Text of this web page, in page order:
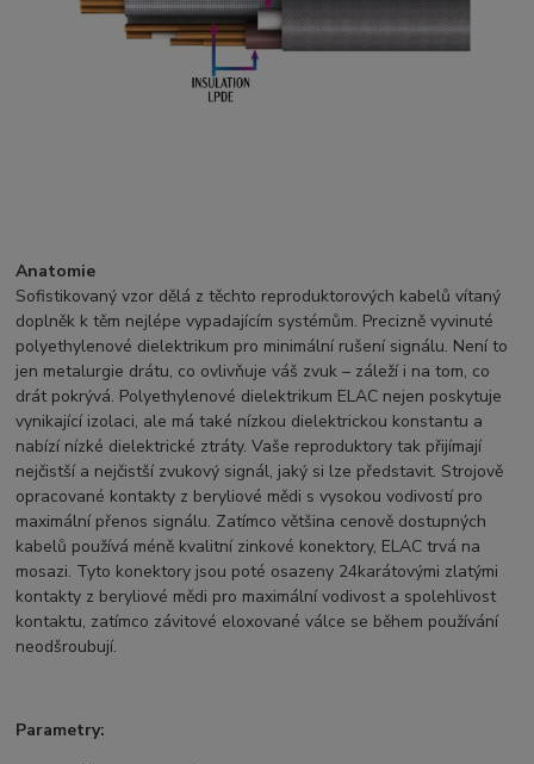
Anatomie
Sofistikovaný vzor dělá z těchto reproduktorových kabelů vítaný
doplněk k těm nejlépe vypadajícím systémům. Precizně vyvinuté
polyethylenové dielektrikum pro minimální rušení signálu. Není to
jen metalurgie drátu, co ovlivňuje váš zvuk – záleží i na tom, co
drát pokrývá. Polyethylenové dielektrikum ELAC nejen poskytuje
vynikající izolaci, ale má také nízkou dielektrickou konstantu a
nabízí nízké dielektrické ztráty. Vaše reproduktory tak přijímají
nejčistší a nejčistší zvukový signál, jaký si lze představit. Strojově
opracované kontakty z beryliové mědi s vysokou vodivostí pro
maximální přenos signálu. Zatímco většina cenově dostupných
kabelů používá méně kvalitní zinkové konektory, ELAC trvá na
mosazi. Tyto konektory jsou poté osazeny 24karátovými zlatými
kontakty z beryliové mědi pro maximální vodivost a spolehlivost
kontaktu, zatímco závitové eloxované válce se během používání
neodšroubují.
Parametry: